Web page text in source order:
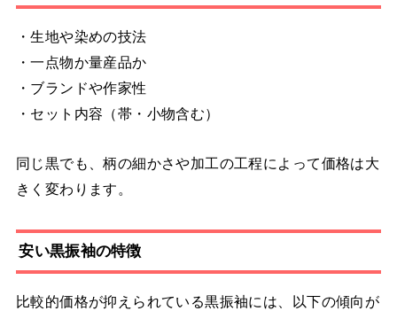
・生地や染めの技法
・一点物か量産品か
・ブランドや作家性
・セット内容（帯・小物含む）
同じ黒でも、柄の細かさや加工の工程によって価格は大
きく変わります。
安い黒振袖の特徴
比較的価格が抑えられている黒振袖には、以下の傾向が